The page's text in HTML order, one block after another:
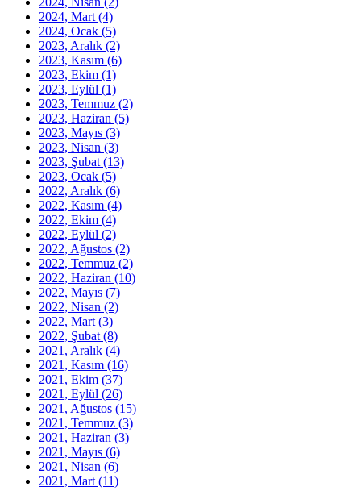
2024, Mart (4)
2024, Ocak (5)
2023, Aralık (2)
2023, Kasım (6)
2023, Ekim (1)
2023, Eylül (1)
2023, Temmuz (2)
2023, Haziran (5)
2023, Mayıs (3)
2023, Nisan (3)
2023, Şubat (13)
2023, Ocak (5)
2022, Aralık (6)
2022, Kasım (4)
2022, Ekim (4)
2022, Eylül (2)
2022, Ağustos (2)
2022, Temmuz (2)
2022, Haziran (10)
2022, Mayıs (7)
2022, Nisan (2)
2022, Mart (3)
2022, Şubat (8)
2021, Aralık (4)
2021, Kasım (16)
2021, Ekim (37)
2021, Eylül (26)
2021, Ağustos (15)
2021, Temmuz (3)
2021, Haziran (3)
2021, Mayıs (6)
2021, Nisan (6)
2021, Mart (11)